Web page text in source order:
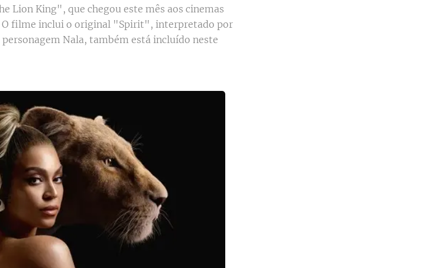
Lion King", que chegou este mês aos cinemas
O filme inclui o original "Spirit", interpretado por
Nala, também está incluído neste